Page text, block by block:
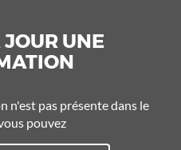
UNE
n'est pas présente dans le
pouvez